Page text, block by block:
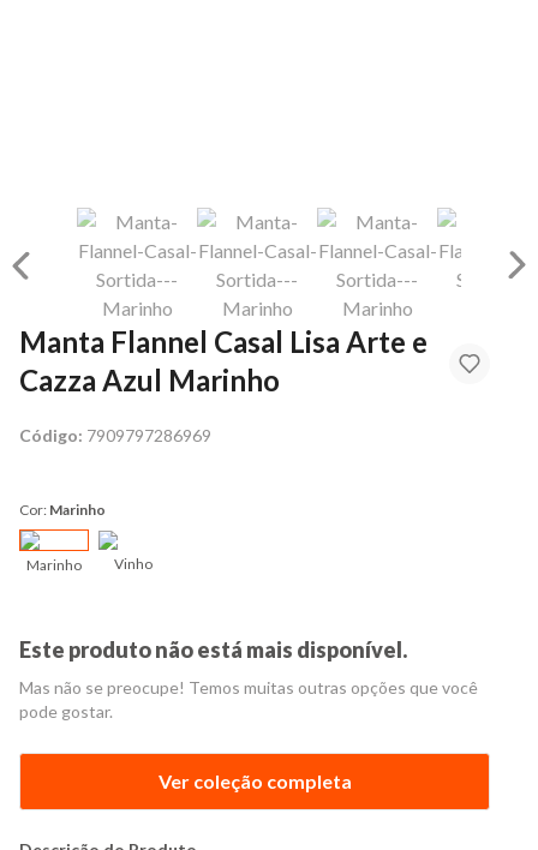
Manta Flannel Casal Lisa Arte e
Cazza Azul Marinho
Código: 7909797286969
Cor: Marinho
Marinho Vinho
Este produto não está mais disponível.
Mas não se preocupe! Temos muitas outras opções que você
pode gostar.
Ver coleção completa